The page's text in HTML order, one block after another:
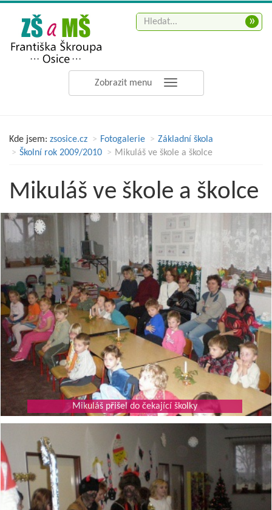
Zobrazit menu
»
Kde jsem: zsosice.cz Fotogalerie
Základní škola
Školní rok 2009/2010
Mikuláš ve škole a školce
Mikuláš ve škole a školce
Mikuláš přišel do čekající školky